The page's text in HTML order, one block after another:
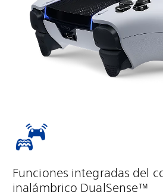
Funciones integradas del
inalámbrico DualSense™